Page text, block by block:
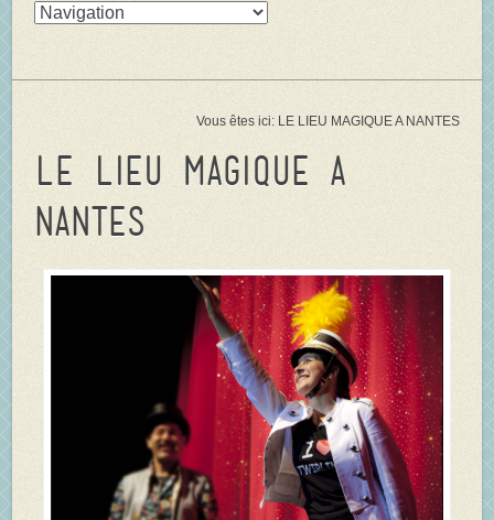
Vous êtes ici: LE LIEU MAGIQUE A NANTES
LE LIEU MAGIQUE A
NANTES